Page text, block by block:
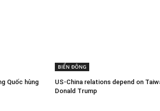
Quốc hùng
BIỂN ĐÔNG
US-China relations depend on
Donald Trump